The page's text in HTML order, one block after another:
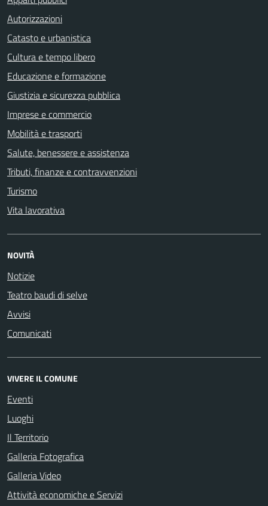
Autorizzazioni
Catasto e urbanistica
Cultura e tempo libero
Educazione e formazione
Giustizia e sicurezza pubblica
Imprese e commercio
Mobilità e trasporti
Salute, benessere e assistenza
Tributi, finanze e contravvenzioni
Turismo
Vita lavorativa
NOVITÀ
Notizie
Teatro baudi di selve
Avvisi
Comunicati
VIVERE IL COMUNE
Eventi
Luoghi
Il Territorio
Galleria Fotografica
Galleria Video
Attività economiche e Servizi